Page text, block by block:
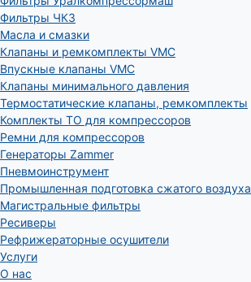
Фильтры ЧКЗ
Масла и смазки
Клапаны и ремкомплекты VMC
Впускные клапаны VMC
Клапаны минимального давления
Термостатические клапаны, ремкомплекты
Комплекты ТО для компрессоров
Ремни для компрессоров
Генераторы Zammer
Пневмоинструмент
Промышленная подготовка сжатого воздуха
Магистральные фильтры
Ресиверы
Рефрижераторные осушители
Услуги
О нас